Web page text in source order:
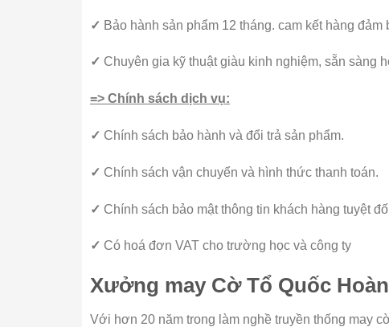
✓ Bảo hành sản phẩm 12 tháng. cam kết hàng
✓ Chuyên gia kỹ thuật giàu kinh nghiệm, sẵn sàng
=> Chính sách dịch vụ:
✓ Chính sách bảo hành và đổi trả sản phẩm.
✓ Chính sách vận chuyển và hình thức thanh toán.
✓ Chính sách bảo mật thông tin khách hàng tuyệt
✓ Có hoá đơn VAT cho trường học và công ty
Xưởng may Cờ Tổ Quốc
Với hơn 20 năm trong làm nghề truyền thống may